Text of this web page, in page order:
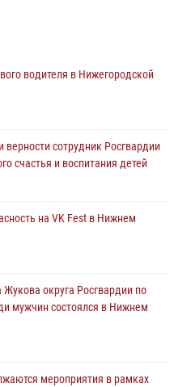
мероприятия в рамках
на VK Fest в Нижнем
прошедшую неделю выезжали
краж в Нижнем Новгороде
водителя в Нижегородской
сотрудник Росгвардии
счастья и воспитания детей
на VK Fest в Нижнем
округа Росгвардии по
мужчин состоялся в Нижнем
мероприятия в рамках